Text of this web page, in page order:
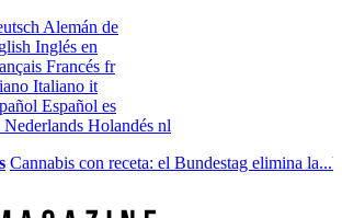
Alemán de
Inglés en
Francés fr
Italiano it
Español es
Nederlands Holandés nl
con receta: el Bundestag elimina la...